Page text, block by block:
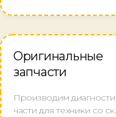
Оригинальные
запчасти
Производим
части для техники со